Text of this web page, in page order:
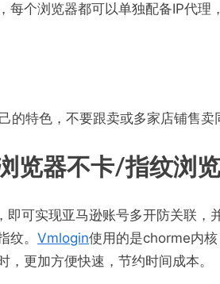
每个浏览器都可以单独配备IP代理
特色，不要跟卖或多家店铺售卖
览器不卡/指纹浏
可实现亚马逊账号多开防关联，
纹。 Vmlogin使用的是chorme内
更加方便快速，节约时间成本。